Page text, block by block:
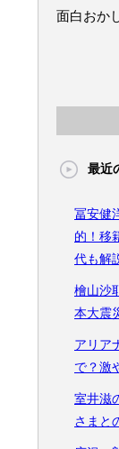
面白おか
最近
冨安健
的！移
代も解
檜山沙
本大震
アリア
で？激
室井滋
さまと